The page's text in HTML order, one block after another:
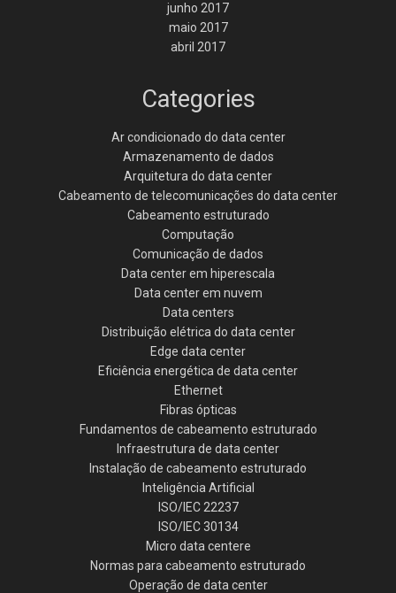
junho 2017
maio 2017
abril 2017
Categories
Ar condicionado do data center
Armazenamento de dados
Arquitetura do data center
Cabeamento de telecomunicações do data center
Cabeamento estruturado
Computação
Comunicação de dados
Data center em hiperescala
Data center em nuvem
Data centers
Distribuição elétrica do data center
Edge data center
Eficiência energética de data center
Ethernet
Fibras ópticas
Fundamentos de cabeamento estruturado
Infraestrutura de data center
Instalação de cabeamento estruturado
Inteligência Artificial
ISO/IEC 22237
ISO/IEC 30134
Micro data centere
Normas para cabeamento estruturado
Operação de data center